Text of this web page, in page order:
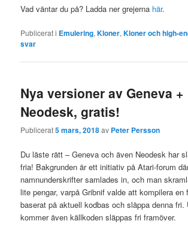
Vad väntar du på? Ladda ner grejerna här.
Publicerat i Emulering,Kloner,Kloner och high-
svar
Nya versioner av Geneva +
Neodesk, gratis!
Publicerat5 mars, 2018av Peter Persson
Du läste rätt – Geneva och även Neodesk har
fria! Bakgrunden är ett initiativ på Atari-forum
namnunderskrifter samlades in, och man
lite pengar, varpå Gribnif valde att kompilera en
baserat på aktuell kodbas och släppa denna fri.
kommer även källkoden släppas fri framöver.